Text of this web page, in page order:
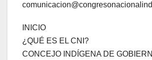
INICIO
¿QUÉ ES EL CNI?
CONCEJO INDÍGENA DE